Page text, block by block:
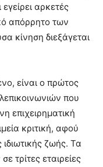
αρκετές
απόρρητο των
κίνηση διεξάγεται
είναι ο πρώτος
που
επιχειρηματική
κριτική, αφού
ιδιωτικής ζωής. Τα
τρίτες εταιρείες